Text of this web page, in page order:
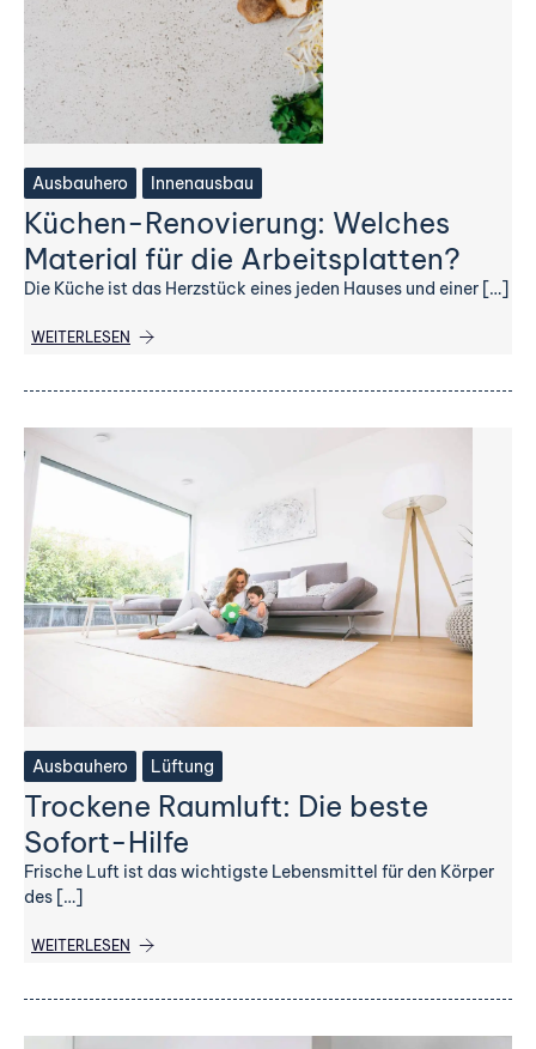
Ausbauhero Innenausbau
Küchen-Renovierung: Welches
Material für die Arbeitsplatten?
Die Küche ist das Herzstück eines jeden Hauses und einer […]
WEITERLESEN
Ausbauhero Lüftung
Trockene Raumluft: Die beste
Sofort-Hilfe
Frische Luft ist das wichtigste Lebensmittel für den Körper
des […]
WEITERLESEN